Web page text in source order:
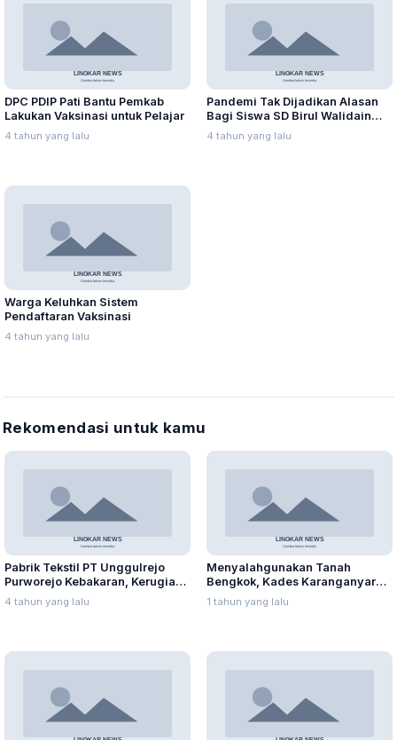
DPC PDIP Pati Bantu Pemkab
Lakukan Vaksinasi untuk Pelajar
4 tahun yang lalu
Pandemi Tak Dijadikan Alasan
Bagi Siswa SD Birul Walidain
Torehkan Prestasi
4 tahun yang lalu
Warga Keluhkan Sistem
Pendaftaran Vaksinasi
4 tahun yang lalu
Rekomendasi untuk kamu
Pabrik Tekstil PT Unggulrejo
Purworejo Kebakaran, Kerugian
Capai Puluhan Juta Rupiah
4 tahun yang lalu
Menyalahgunakan Tanah
Bengkok, Kades Karanganyar
Ditangkap Kejari
1 tahun yang lalu